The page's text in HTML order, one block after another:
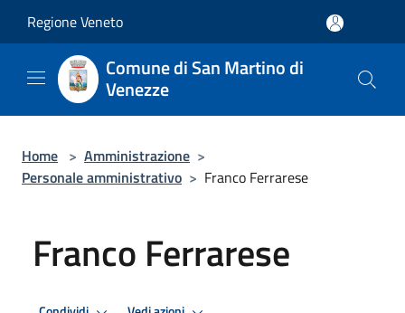
Regione Veneto
Comune di San Martino di
Venezze
Home > Amministrazione >
Personale amministrativo > Franco Ferrarese
Franco Ferrarese